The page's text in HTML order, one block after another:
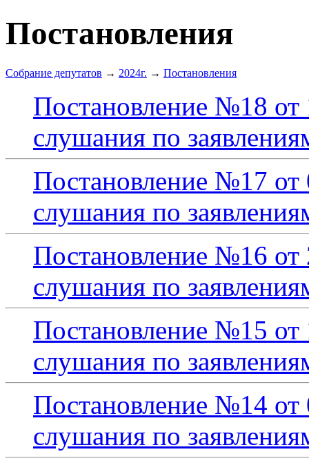
Постановления
Собрание депутатов → 2024г. → Постановления
Постановление №18
слушания по
Постановление №17
слушания по
Постановление №16
слушания по
Постановление №15
слушания по
Постановление №14
слушания по